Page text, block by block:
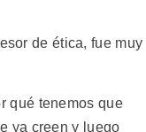
de ética, fue muy
qué tenemos que
ya creen y luego